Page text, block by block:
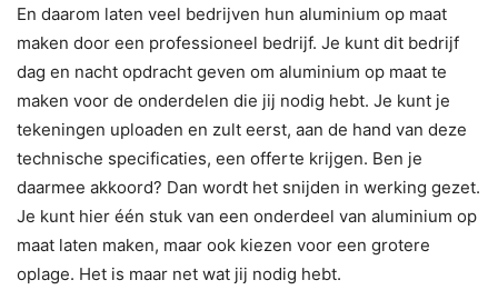
En daarom laten veel bedrijven hun aluminium op maat
maken door een professioneel bedrijf. Je kunt dit bedrijf
dag en nacht opdracht geven om aluminium op maat te
maken voor de onderdelen die jij nodig hebt. Je kunt je
tekeningen uploaden en zult eerst, aan de hand van deze
technische specificaties, een offerte krijgen. Ben je
daarmee akkoord? Dan wordt het snijden in werking gezet.
Je kunt hier één stuk van een onderdeel van aluminium op
maat laten maken, maar ook kiezen voor een grotere
oplage. Het is maar net wat jij nodig hebt.